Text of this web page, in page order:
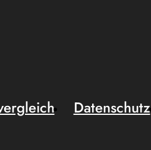
Datenschutz